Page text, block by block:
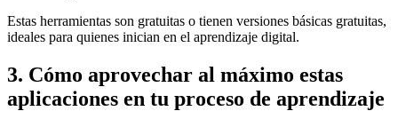
Estas herramientas son gratuitas o tienen versiones básicas gratuitas,
ideales para quienes inician en el aprendizaje digital.
3. Cómo aprovechar al máximo estas
aplicaciones en tu proceso de aprendizaje